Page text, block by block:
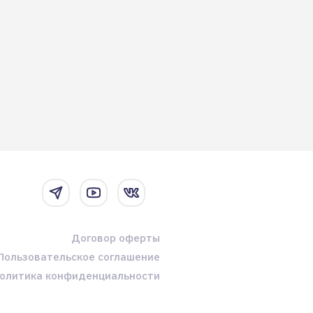
Договор оферты
соглашение
конфиденциальности